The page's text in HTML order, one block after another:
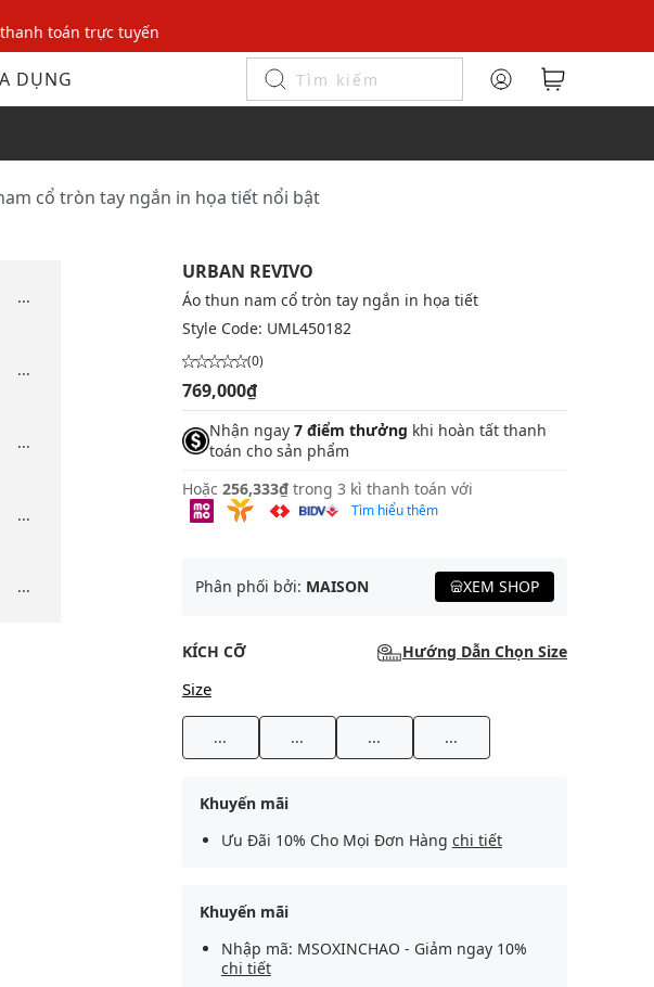
thanh toán trực tuyến
cho thành viên mới!
thanh toán trực tuyến
DỤNG
nam cổ tròn tay ngắn in họa tiết nổi bật
...
...
...
...
...
URBAN REVIVO
Áo thun nam cổ tròn tay ngắn in họa tiết
Style Code: UML450182
(0)
769,000₫
Nhận ngay 7 điểm thưởng khi hoàn tất thanh
toán cho sản phẩm
Hoặc 256,333₫ trong 3 kì thanh toán với
Tìm hiểu thêm
Phân phối bởi: MAISON XEM SHOP
KÍCH CỠ Hướng Dẫn Chọn Size
Size
... ... ... ...
Khuyến mãi
Ưu Đãi 10% Cho Mọi Đơn Hàng chi tiết
Khuyến mãi
Nhập mã: MSOXINCHAO - Giảm ngay 10%
chi tiết